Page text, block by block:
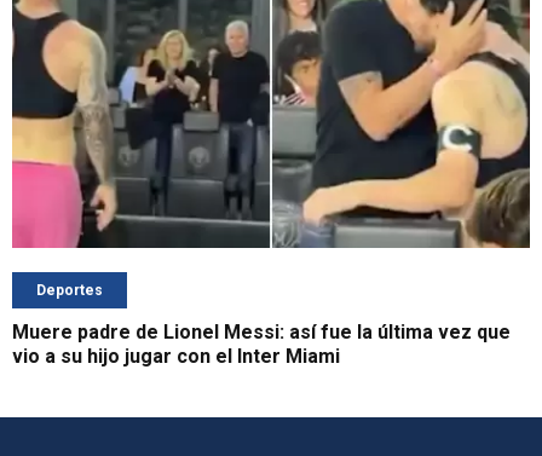
Deportes
Muere padre de Lionel Messi: así fue la última vez que
vio a su hijo jugar con el Inter Miami